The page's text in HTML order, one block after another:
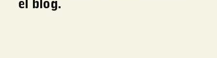
el blog.